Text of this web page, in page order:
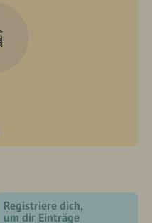
Registriere dich,
um dir Einträge